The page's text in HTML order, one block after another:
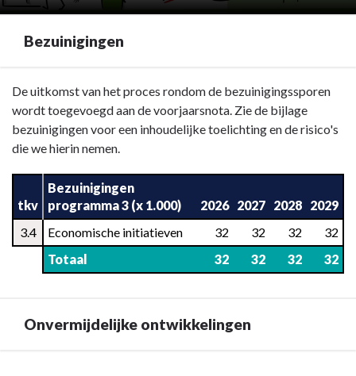
Bezuinigingen
Terug
naar
navigatie
Bezuinigingen
De uitkomst van het proces rondom de bezuinigingssporen
wordt toegevoegd aan de voorjaarsnota. Zie de bijlage
bezuinigingen voor een inhoudelijke toelichting en de risico's
die we hierin nemen.
tkv
Bezuinigingen
programma 3 (x 1.000)
2026 2027 2028 2029
3.4
Economische initiatieven 32 32 32
32
Totaal
32 32 32 32
Onvermijdelijke ontwikkelingen